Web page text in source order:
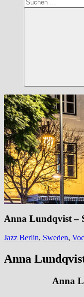
nach:
Anna Lundqvist –
Jazz Berlin, Sweden,
Anna
Anna